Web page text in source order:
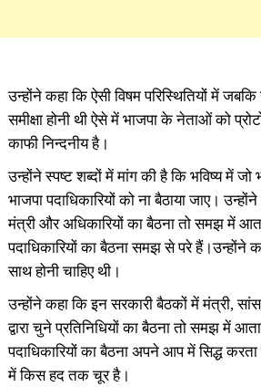
उन्होंने कहा कि ऐसी विषम परिस्थितियों में
समीक्षा होनी थी ऐसे में भाजपा के नेताओं को
काफी निन्दनीय है।
उन्होंने स्पष्ट शब्दों में मांग की है कि भविष्य में
भाजपा पदाधिकारियों को ना बैठाया जाए।
मंत्री और अधिकारियों का बैठना तो समझ में
पदाधिकारियों का बैठना समझ से परे हैं।उन्होंने
साथ होनी चाहिए थी।
उन्होंने कहा कि इन सरकारी बैठकों में मंत्री,
द्वारा चुने प्रतिनिधियों का बैठना तो समझ में आता
पदाधिकारियों का बैठना अपने आप में सिद्ध
में किस हद तक चूर है।